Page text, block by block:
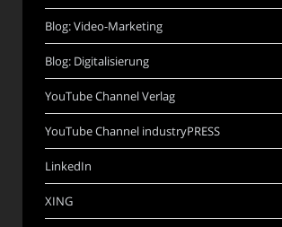
Blog: Video-Marketing
Blog: Digitalisierung
YouTube Channel Verlag
YouTube Channel industryPRESS
LinkedIn
XING